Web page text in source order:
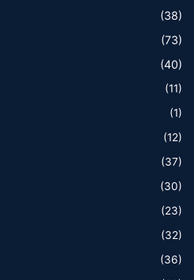
(38)
(73)
(40)
(11)
(1)
(12)
(37)
(30)
(23)
(32)
(36)